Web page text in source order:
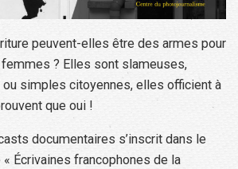
peuvent-elles être des armes pour
femmes ? Elles sont slameuses,
simples citoyennes, elles officient à
que oui !
documentaires s’inscrit dans le
Écrivaines francophones de la